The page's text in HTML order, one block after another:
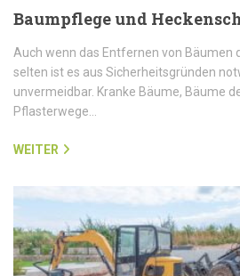
Baumpflege und
Auch wenn das Entfernen von Bäumen
selten ist es aus Sicherheitsgründen
unvermeidbar. Kranke Bäume, Bäume
Pflasterwege…
WEITER